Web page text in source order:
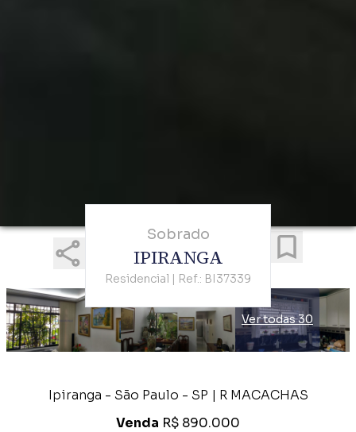
Sobrado
IPIRANGA
Residencial | Ref.: BI37339
Ver todas 30
Ipiranga - São Paulo - SP | R MACACHAS
Venda R$ 890.000